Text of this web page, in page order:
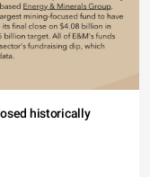
historically